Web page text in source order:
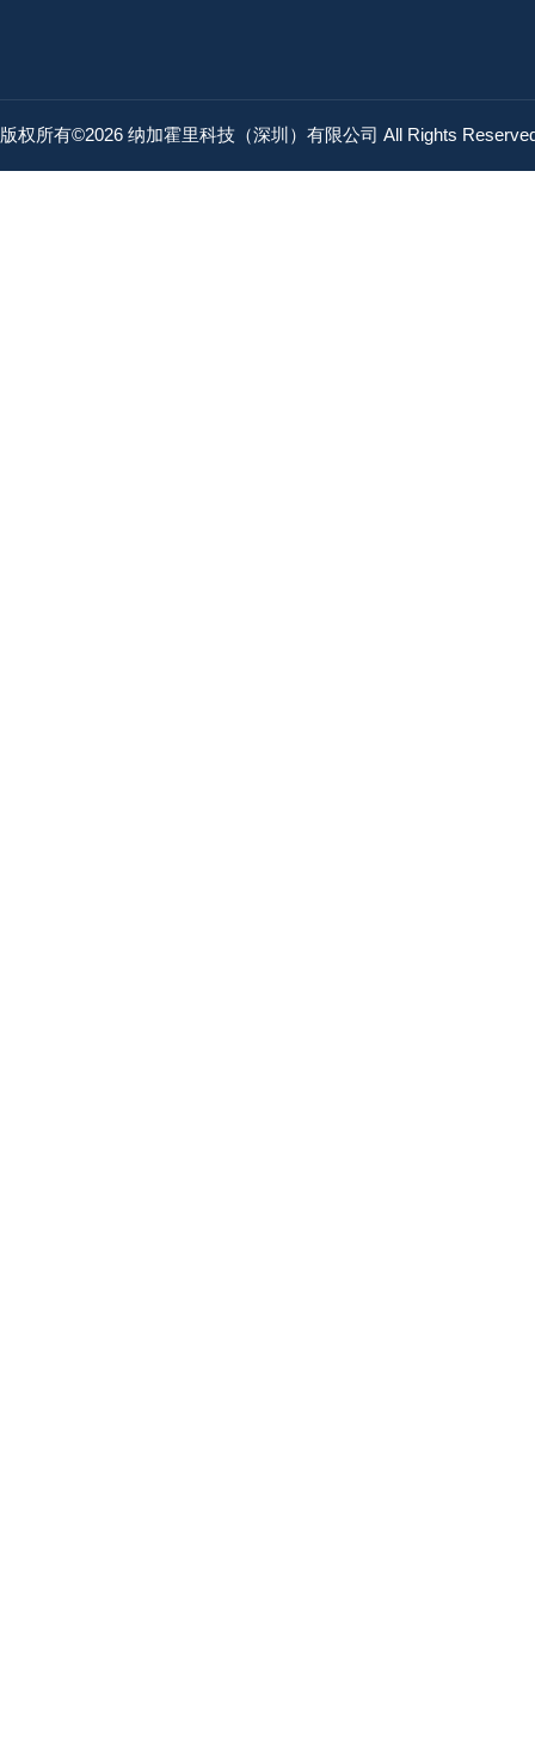
版权所有©2026 纳加霍里科技（深圳）有限公司 All Rights